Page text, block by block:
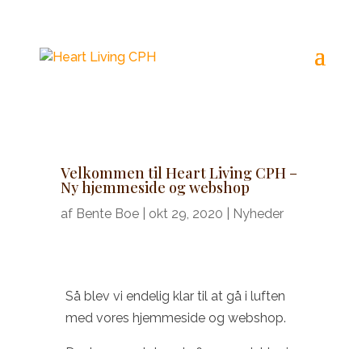
Velkommen til Heart Living CPH –
Ny hjemmeside og webshop
af Bente Boe| okt 29, 2020 Nyheder
Så blev vi endelig klar til at gå i luften
med vores hjemmeside og webshop.